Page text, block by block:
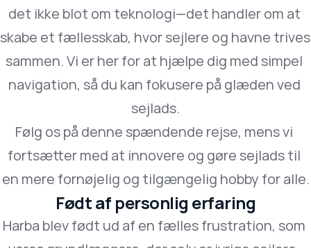
Født af personlig erfaring
Harba blev født ud af en fælles frustration, som
det ikke blot om teknologi—det handler om at
skabe et fællesskab, hvor sejlere og havne trives
sammen. Vi er her for at hjælpe dig med simpel
navigation, så du kan fokusere på glæden ved
sejlads.
Følg os på denne spændende rejse, mens vi
fortsætter med at innovere og gøre sejlads til
en mere fornøjelig og tilgængelig hobby for alle.